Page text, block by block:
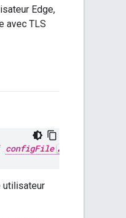
Edge,
avec TLS
configFile
utilisateur